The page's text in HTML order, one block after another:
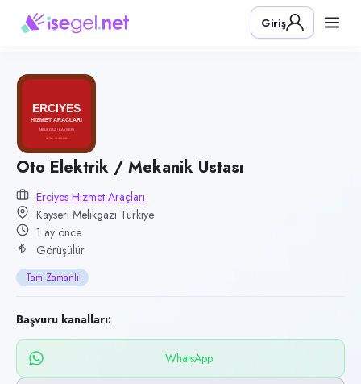
Pozisyon
Oto Elektrik / Mekanik Ustası
Erciyes Hizmet Araçları
Kategori
Üretim & İmalat
Konum
Melikgazi, Kayseri
Çalışma şekli
Tam Zamanlı · Ofis
Yayın tarihi
3 Temmuz 2026
Son geçerlilik
1 Ekim 2026
Başvuru kanalları
Giriş
Oto Elektrik / Mekanik Ustası
Erciyes Hizmet Araçları
Kayseri Melikgazi Türkiye
1 ay önce
Görüşülür
Tam Zamanlı
Başvuru kanalları:
WhatsApp